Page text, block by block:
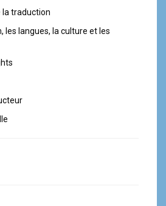
la traduction
les langues, la culture et les